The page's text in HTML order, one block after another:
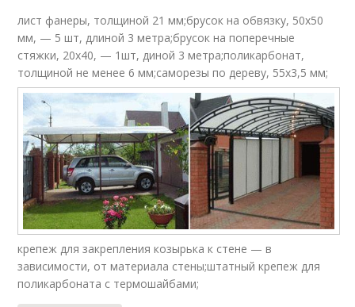
лист фанеры, толщиной 21 мм;брусок на обвязку, 50х50
мм, — 5 шт, длиной 3 метра;брусок на поперечные
стяжки, 20х40, — 1шт, диной 3 метра;поликарбонат,
толщиной не менее 6 мм;саморезы по дереву, 55х3,5 мм;
крепеж для закрепления козырька к стене — в
зависимости, от материала стены;штатный крепеж для
поликарбоната с термошайбами;